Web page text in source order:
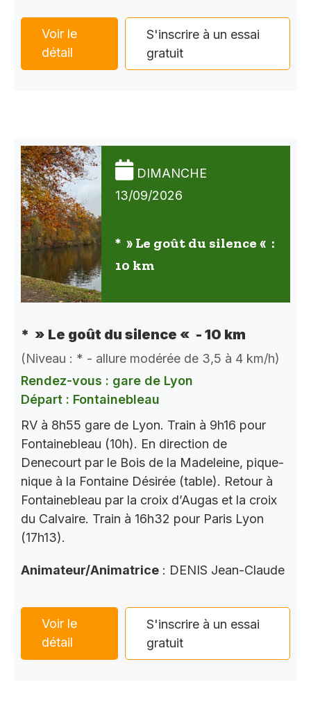
Voir le
détail
S'inscrire à un essai
gratuit
DIMANCHE
13/09/2026
* » Le goût du silence « :
10 km
* » Le goût du silence « - 10 km
(Niveau : * - allure modérée de 3,5 à 4 km/h)
Rendez-vous : gare de Lyon
Départ : Fontainebleau
RV à 8h55 gare de Lyon. Train à 9h16 pour
Fontainebleau (10h). En direction de
Denecourt par le Bois de la Madeleine, pique-
nique à la Fontaine Désirée (table). Retour à
Fontainebleau par la croix d’Augas et la croix
du Calvaire. Train à 16h32 pour Paris Lyon
(17h13).
Animateur/Animatrice : DENIS Jean-Claude
Voir le
détail
S'inscrire à un essai
gratuit